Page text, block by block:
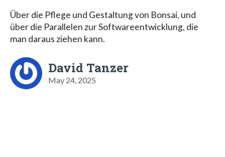
Über die Pflege und Gestaltung von Bonsai, und
über die Parallelen zur Softwareentwicklung, die
man daraus ziehen kann.
David Tanzer
May 24, 2025